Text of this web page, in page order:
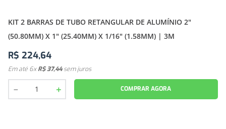
KIT 2 BARRAS DE TUBO RETANGULAR DE ALUMÍNIO 2"
(50.80MM) X 1" (25.40MM) X 1/16" (1.58MM) | 3M
R$ 224,64
Em até 6xR$37,44sem juros
＋
－ COMPRAR AGORA